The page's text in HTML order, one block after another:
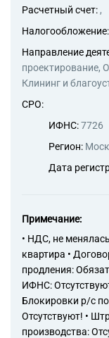
Расчетный счет: ,
Налогообложение:
Направление
проектирование,
Клининг и
СРО:
ИФНС:7726
Регион:
Дата
Примечание:
• НДС, не
квартира •
продления:
ИФНС:
Блокировки р/с
Отсутствуют! •
производства: